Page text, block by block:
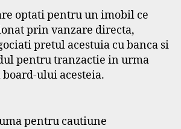
optati pentru un imobil ce
prin vanzare directa,
pretul acestuia cu banca si
pentru tranzactie in urma
ului acesteia.
pentru cautiune